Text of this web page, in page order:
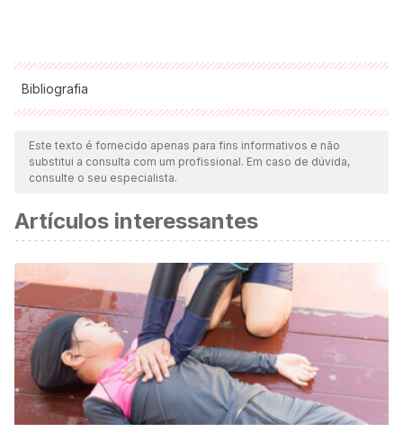
Bibliografia
Todas as fontes citadas foram minuciosamente revisadas por
nossa equipe para garantir sua qualidade, confiabilidade,
atualidade e validade. A bibliografia deste artigo foi
cientificamente.
Brown B, Wright C. Safety and efficacy of supplements in
Nutrition Reviews. Octubre 2020. 78 (10): 813-
Centros para el Control y Desarrollo de Enfermedades.
Preguntas frecuentes: la vitamina K y la inyección de
vitamina K al nacer. U. S. Department of Health and Human
Services. Octubre 2019.
Fusaro M, Mereu MC, Aghi A, Iervasi G, Gallieni M. Vitamin K
Este texto é fornecido apenas para fins informativos e não
substitui a consulta com um profissional. Em caso de dúvida,
consulte o seu especialista.
Artículos interessantes